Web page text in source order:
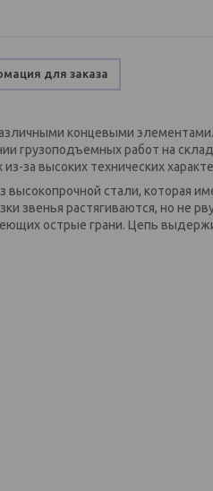
для заказа
концевыми
грузоподъемных работ на
за высоких технических
высокопрочной стали, которая
звенья растягиваются, но не
острые грани. Цепь